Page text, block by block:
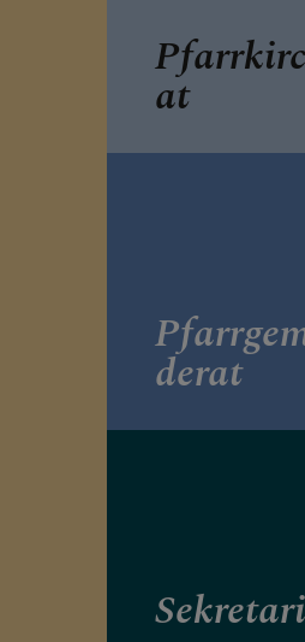
ZU ÖFFNEN
PFARRTEAM
PFARRE
at
derat